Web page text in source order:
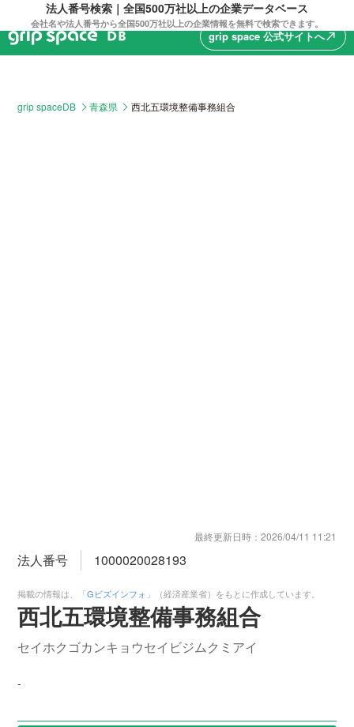
法人番号検索｜全国500万社以上の企業データベース
会社名や法人番号から全国500万社以上の企業情報を無料で検索できます。
grip space 公式サイトへnorth_east
grip spaceDB 青森県 西北五環境整備事務組合
最終更新日時： 2026/04/11 11:21
法人番号 1000020028193
掲載の情報は、「Gビズインフォ 」（経済産業省）をもとに作成しています。
西北五環境整備事務組合
セイホクゴカンキョウセイビジムクミアイ
-